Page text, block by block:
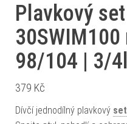
Plavkový
98/104 | 3/
379 Kč
Dívčí jednodílný plavkový set